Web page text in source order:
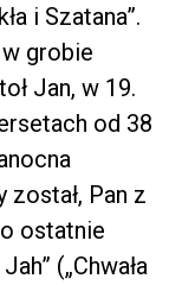
i Szatana”.
w grobie
Jan, w 19.
od 38
został, Pan z
ostatnie
(„Chwała